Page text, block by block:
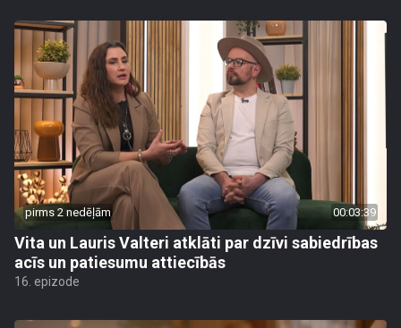
pirms 2 nedēļām 00:03:39
Vita un Lauris Valteri atklāti par dzīvi sabiedrības
acīs un patiesumu attiecībās
16. epizode